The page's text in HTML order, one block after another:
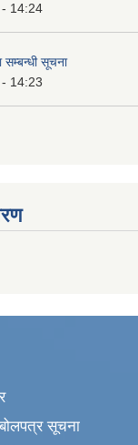
14:24
सम्बन्धी सूचना
14:23
सूचना